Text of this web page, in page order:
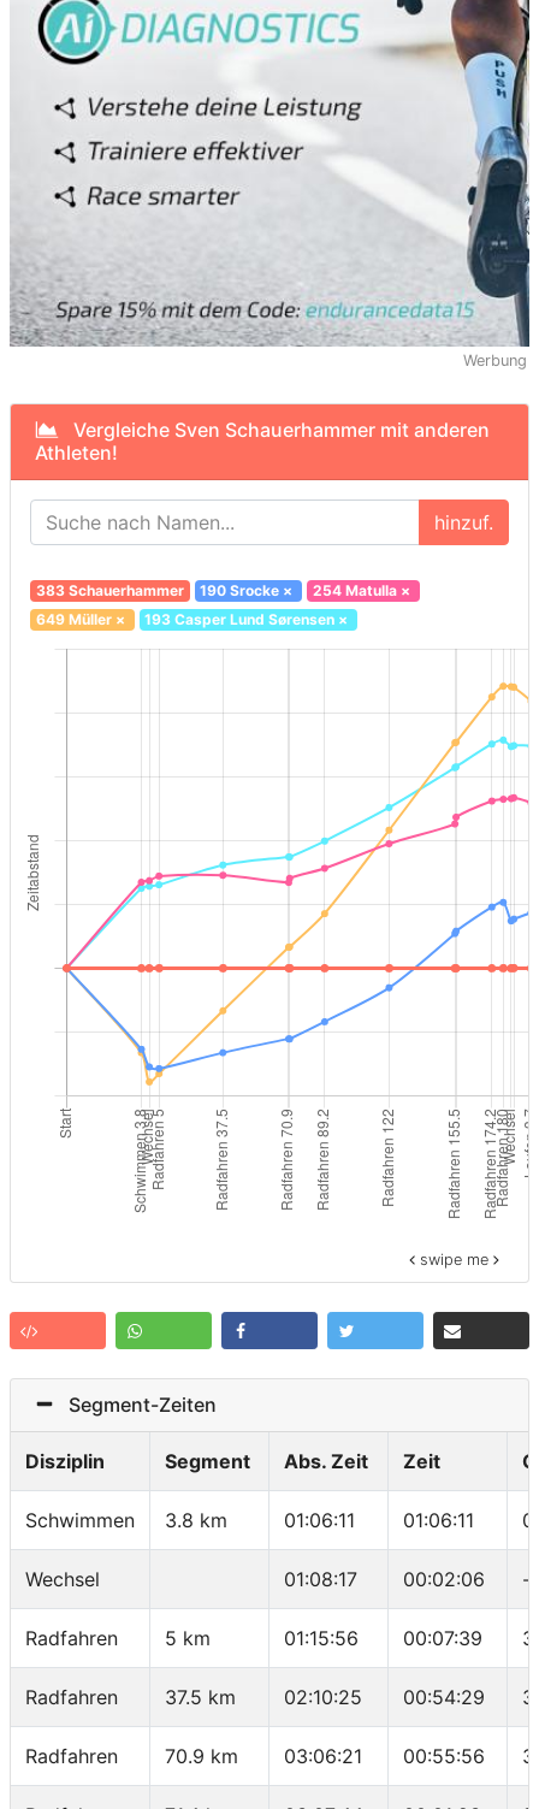
Werbung
Vergleiche Sven Schauerhammer mit anderen
Athleten!
hinzuf.
383 Schauerhammer 190 Srocke × 254 Matulla×
649 Müller× 193 Casper Lund Sørensen ×
swipe me
Segment-Zeiten
Disziplin Segment Abs. Zeit Zeit
Schwimmen 3.8 km 01:06:11 01:06:11
Wechsel 01:08:17 00:02:06 -
Radfahren 5 km 01:15:56 00:07:39
Radfahren 37.5 km 02:10:25 00:54:29
Radfahren 70.9 km 03:06:21 00:55:56